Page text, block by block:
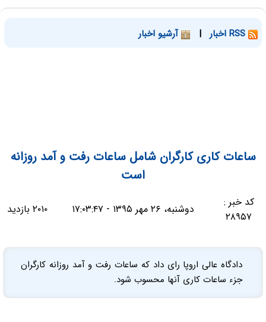
| آرشیو اخبار
ساعات کاری کارگران شامل ساعات رفت و آمد روزانه
است
کد خبر :
۲۸۹۵۷
دوشنبه، ۲۶ مهر ۱۳۹۵ - ۱۷:۰۳:۴۷ ۲۰۱۰ بازدید
دادگاه عالی اروپا رای داد که ساعات رفت و آمد روزانه کارگران
جزء ساعات کاری آنها محسوب ‌شود.